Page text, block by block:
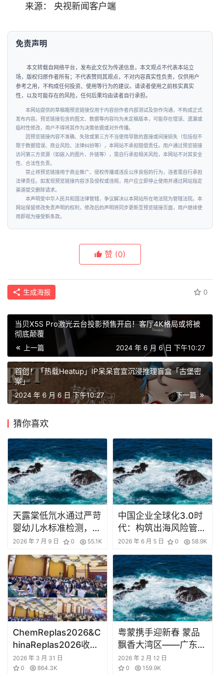
来源： 央视新闻客户端
免责声明
本文转载自网络平台，发布此文仅为传递信息，本文观点不代表本站立
场，版权归原作者所有；不代表赞同其观点，不对内容真实性负责，仅供用户
参考之用，不构成任何投资、使用等行为的建议。请读者使用之前核实真实
性，以及可能存在的风险，任何后果均由读者自行承担。
本网站提供的草稿箱预览链接仅用于内容创作者内部测试及协作沟通，不构成正式
发布内容。预览链接包含的图文、数据等内容均为未定稿版本，可能存在错误、遗漏或
临时性修改，用户不得将其作为决策依据或对外传播。
因预览链接内容不准确、失效或第三方不当使用导致的直接或间接损失（包括但不
限于数据错误、商业风险、法律纠纷等），本网站不承担赔偿责任。用户通过预览链接
访问第三方资源（如嵌入的图片、外链等），需自行承担相关风险，本网站不对其安全
性、合法性负责。
禁止将预览链接用于商业推广、侵权传播或违反公序良俗的行为，违者需自行承担
法律责任。如发现预览链接内容涉及侵权或违规，用户应立即停止使用并通过网站指定
渠道提交删除请求。
本声明受中华人民共和国法律管辖，争议解决以本网站所在地法院为管辖法院。本
网站保留修改免责声明的权利，修改后的声明将同步更新至预览链接页面，用户继续使
用即视为接受新条款。
赞 (0)
生成海报 0
当贝X5S Pro激光云台投影预售开启！客厅4K格局或将被
彻底颠覆
上一篇 2024 年 6 月 6 日 下午10:27
首创！「热载Heatup」IP呆呆官宣沉浸推理盲盒「古堡密
案」
下一篇
2024 年 6 月 6 日 下午10:27
猜你喜欢
天露棠低氘水通过严苛
婴幼儿水标准检测，以
科技复刻“天降甘露”
2026 年 7 月 9 日 0 55.1K
中国企业全球化3.0时
代：构筑出海风险管理
新基座——新湾国际保
险经纪助力中国企业行
稳致远
2026 年 6 月 5 日 0 58.9K
ChemReplas2026&C
hinaReplas2026收
官，塑化循环顶层设计
落地加速
2026 年 3 月 31 日
0
864.3K
粤蒙携手迎新春 蒙品
飘香大湾区——广东省
内蒙古商会助力内蒙古
优质农畜产品走进大湾
2026 年 2 月 12 日
0
159.9K